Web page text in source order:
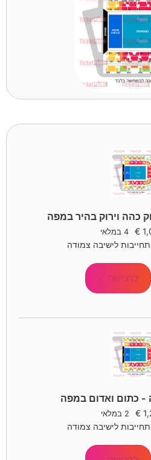
כהה וירוק בהיר במפה
€ 4 במלאי
לישיבה צמודה
לרכישה >
- כתום ואדום במפה
€ 2 במלאי
לישיבה צמודה